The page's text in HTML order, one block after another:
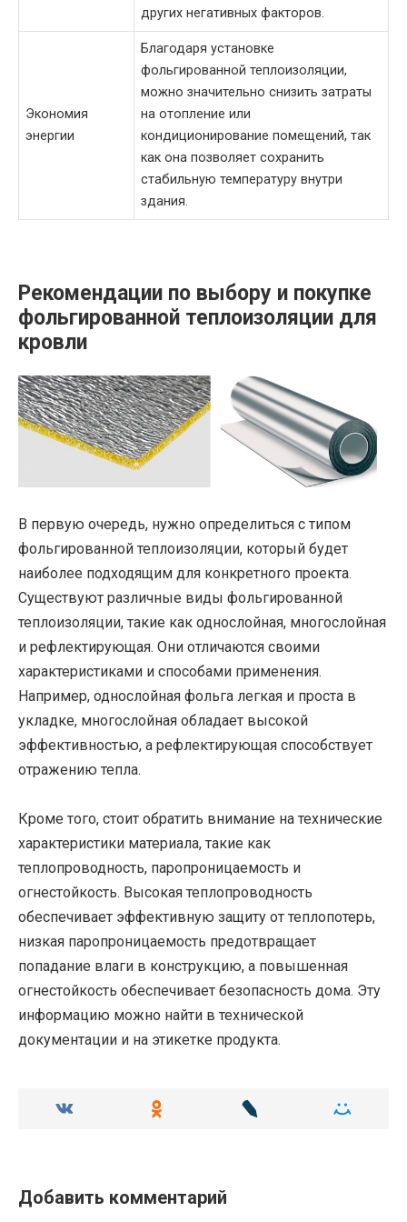
других негативных факторов.
Экономия
энергии
Благодаря установке
фольгированной теплоизоляции,
можно значительно снизить затраты
на отопление или
кондиционирование помещений, так
как она позволяет сохранить
стабильную температуру внутри
здания.
Рекомендации по выбору и покупке
фольгированной теплоизоляции для
кровли
В первую очередь, нужно определиться с типом
фольгированной теплоизоляции, который будет
наиболее подходящим для конкретного проекта.
Существуют различные виды фольгированной
теплоизоляции, такие как однослойная, многослойная
и рефлектирующая. Они отличаются своими
характеристиками и способами применения.
Например, однослойная фольга легкая и проста в
укладке, многослойная обладает высокой
эффективностью, а рефлектирующая способствует
отражению тепла.
Кроме того, стоит обратить внимание на технические
характеристики материала, такие как
теплопроводность, паропроницаемость и
огнестойкость. Высокая теплопроводность
обеспечивает эффективную защиту от теплопотерь,
низкая паропроницаемость предотвращает
попадание влаги в конструкцию, а повышенная
огнестойкость обеспечивает безопасность дома. Эту
информацию можно найти в технической
документации и на этикетке продукта.
Добавить комментарий